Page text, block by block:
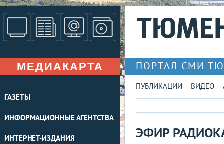
МЕДИАКАРТА
ГАЗЕТЫ
ИНФОРМАЦИОННЫЕ АГЕНТСТВА
ИНТЕРНЕТ-ИЗДАНИЯ
ПОРТАЛ СМИ
ПУБЛИКАЦИИ ВИДЕО
ЭФИР